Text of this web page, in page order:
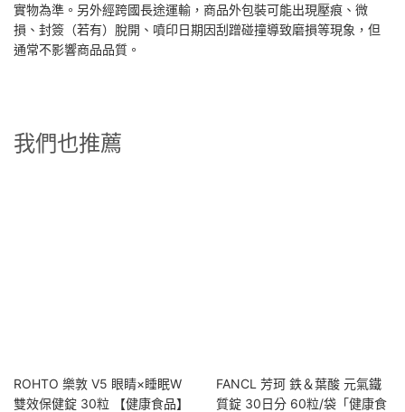
實物為準。另外經跨國長途運輸，商品外包裝可能出現壓痕、微
損、封簽（若有）脫開、噴印日期因刮蹭碰撞導致磨損等現象，但
通常不影響商品品質。
我們也推薦
ROHTO 樂敦 V5 眼睛×睡眠W
雙效保健錠 30粒 【健康食品】
FANCL 芳珂 鉄＆葉酸 元氣鐵
質錠 30日分 60粒/袋「健康食